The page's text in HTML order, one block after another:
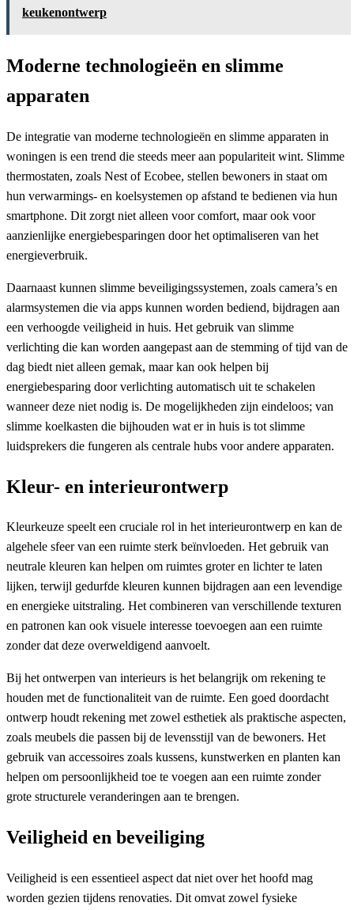
keukenontwerp
Moderne technologieën en slimme
apparaten
De integratie van moderne technologieën en slimme apparaten in
woningen is een trend die steeds meer aan populariteit wint. Slimme
thermostaten, zoals Nest of Ecobee, stellen bewoners in staat om
hun verwarmings- en koelsystemen op afstand te bedienen via hun
smartphone. Dit zorgt niet alleen voor comfort, maar ook voor
aanzienlijke energiebesparingen door het optimaliseren van het
energieverbruik.
Daarnaast kunnen slimme beveiligingssystemen, zoals camera’s en
alarmsystemen die via apps kunnen worden bediend, bijdragen aan
een verhoogde veiligheid in huis. Het gebruik van slimme
verlichting die kan worden aangepast aan de stemming of tijd van de
dag biedt niet alleen gemak, maar kan ook helpen bij
energiebesparing door verlichting automatisch uit te schakelen
wanneer deze niet nodig is. De mogelijkheden zijn eindeloos; van
slimme koelkasten die bijhouden wat er in huis is tot slimme
luidsprekers die fungeren als centrale hubs voor andere apparaten.
Kleur- en interieurontwerp
Kleurkeuze speelt een cruciale rol in het interieurontwerp en kan de
algehele sfeer van een ruimte sterk beïnvloeden. Het gebruik van
neutrale kleuren kan helpen om ruimtes groter en lichter te laten
lijken, terwijl gedurfde kleuren kunnen bijdragen aan een levendige
en energieke uitstraling. Het combineren van verschillende texturen
en patronen kan ook visuele interesse toevoegen aan een ruimte
zonder dat deze overweldigend aanvoelt.
Bij het ontwerpen van interieurs is het belangrijk om rekening te
houden met de functionaliteit van de ruimte. Een goed doordacht
ontwerp houdt rekening met zowel esthetiek als praktische aspecten,
zoals meubels die passen bij de levensstijl van de bewoners. Het
gebruik van accessoires zoals kussens, kunstwerken en planten kan
helpen om persoonlijkheid toe te voegen aan een ruimte zonder
grote structurele veranderingen aan te brengen.
Veiligheid en beveiliging
Veiligheid is een essentieel aspect dat niet over het hoofd mag
worden gezien tijdens renovaties. Dit omvat zowel fysieke